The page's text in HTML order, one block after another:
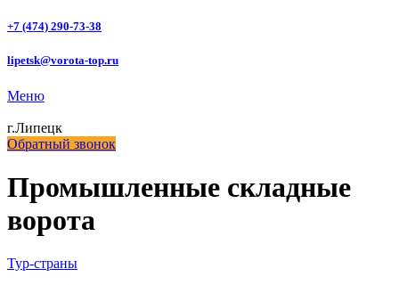
+7 (474) 290-73-38
lipetsk@vorota-top.ru
Меню
г.Липецк
Обратный звонок
Промышленные складные
ворота
Тур-страны